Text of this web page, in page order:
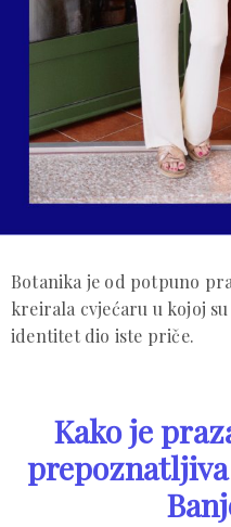
Botanika je od potpuno
kreirala cvjećaru u kojoj
identitet dio iste priče.
Kako je